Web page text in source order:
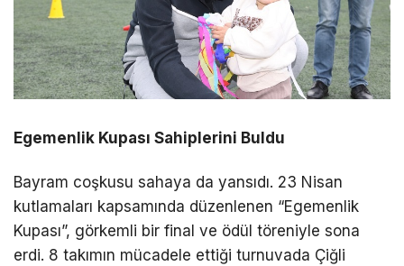
Egemenlik Kupası Sahiplerini Buldu
Bayram coşkusu sahaya da yansıdı. 23 Nisan
kutlamaları kapsamında düzenlenen “Egemenlik
Kupası”, görkemli bir final ve ödül töreniyle sona
erdi. 8 takımın mücadele ettiği turnuvada Çiğli